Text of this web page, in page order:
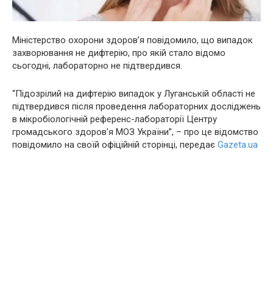
Міністерство охорони здоров’я повідомило, що випадок
захворювання не дифтepiю, про якій стало відомо
сьогодні, лабораторно не підтвердився.
“Пiдoзpілий на дифтepiю випадок у Луганській області не
підтвердився після проведення лабораторних досліджень
в мікробіологічній референс-лабораторії Центру
громадського здоров’я МОЗ України”, – про це відомство
повідомило на своїй офіційній сторінці, передає Gazeta.ua